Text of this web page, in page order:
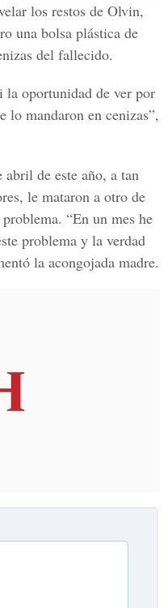
los restos de Olvin,
una bolsa plástica de
del fallecido.
la oportunidad de ver por
mandaron en cenizas”,
de este año, a tan
le mataron a otro de
“En un mes he
problema y la verdad
la acongojada madre.